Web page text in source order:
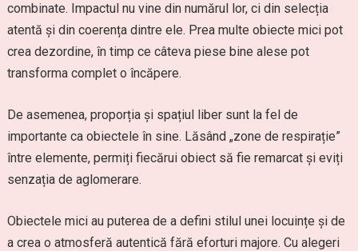
combinate. Impactul nu vine din numărul lor, ci din selecția
atentă și din coerența dintre ele. Prea multe obiecte mici pot
crea dezordine, în timp ce câteva piese bine alese pot
transforma complet o încăpere.
De asemenea, proporția și spațiul liber sunt la fel de
importante ca obiectele în sine. Lăsând „zone de respirație”
între elemente, permiți fiecărui obiect să fie remarcat și eviți
senzația de aglomerare.
Obiectele mici au puterea de a defini stilul unei locuințe și de
a crea o atmosferă autentică fără eforturi majore. Cu alegeri